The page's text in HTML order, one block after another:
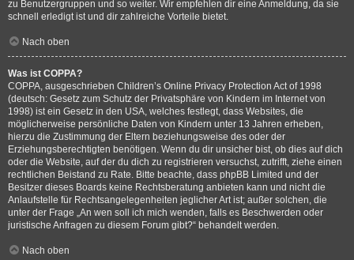
zu Benutzergruppen und so weiter. Wir empfehlen dir eine Anmeldung, da sie
schnell erledigt ist und dir zahlreiche Vorteile bietet.
Nach oben
Was ist COPPA?
COPPA, ausgeschrieben Children’s Online Privacy Protection Act of 1998
(deutsch: Gesetz zum Schutz der Privatsphäre von Kindern im Internet von
1998) ist ein Gesetz in den USA, welches festlegt, dass Websites, die
möglicherweise persönliche Daten von Kindern unter 13 Jahren erheben,
hierzu die Zustimmung der Eltern beziehungsweise des oder der
Erziehungsberechtigten benötigen. Wenn du dir unsicher bist, ob dies auf dich
oder die Website, auf der du dich zu registrieren versuchst, zutrifft, ziehe einen
rechtlichen Beistand zu Rate. Bitte beachte, dass phpBB Limited und der
Besitzer dieses Boards keine Rechtsberatung anbieten kann und nicht die
Anlaufstelle für Rechtsangelegenheiten jeglicher Art ist; außer solchen, die
unter der Frage „An wen soll ich mich wenden, falls es Beschwerden oder
juristische Anfragen zu diesem Forum gibt?“ behandelt werden.
Nach oben